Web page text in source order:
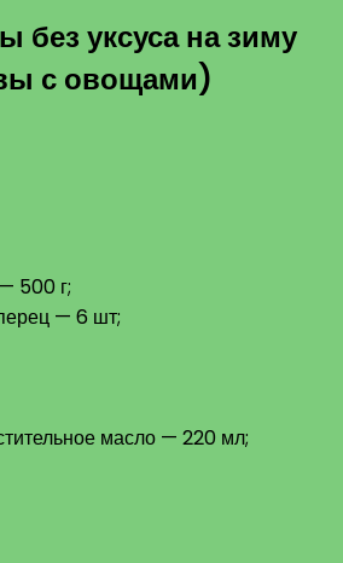
без уксуса на зиму
с овощами)
500 г;
— 6 шт;
масло — 220 мл;